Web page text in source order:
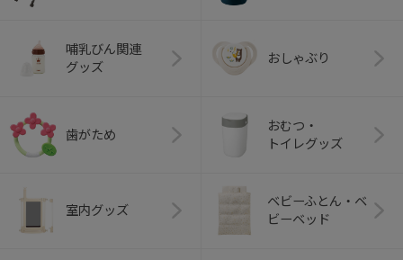
哺乳びん関連
グッズ
おしゃぶり
歯がため
おむつ・
トイレグッズ
室内グッズ
ベビーふとん・ベ
ビーベッド